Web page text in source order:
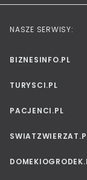
NASZE SERWISY:
BIZNESINFO.PL
TURYSCI.PL
PACJENCI.PL